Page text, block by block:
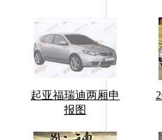
起亚福瑞迪两厢申
报图